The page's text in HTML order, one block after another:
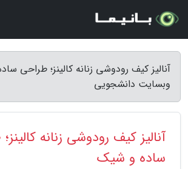
آنالیز کیف رودوشی زنانه کالینز؛ طراحی
وبسایت دانشجویی
آنالیز کیف رودوشی زنانه
ساده و شیک